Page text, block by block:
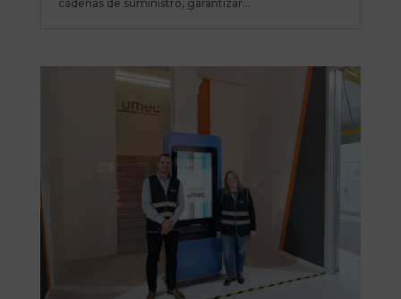
cadenas de suministro, garantizar...